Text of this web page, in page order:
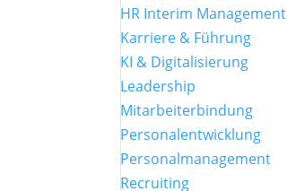
HR Interim Management
Karriere & Führung
KI & Digitalisierung
Leadership
Mitarbeiterbindung
Personalentwicklung
Personalmanagement
Recruiting